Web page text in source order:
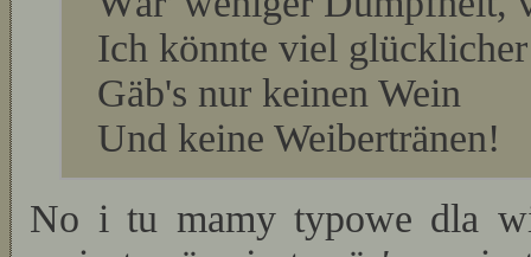
Ich könnte viel
Gäb's nur keinen Wein
Und keine Weibertränen!
No i tu mamy typowe dla